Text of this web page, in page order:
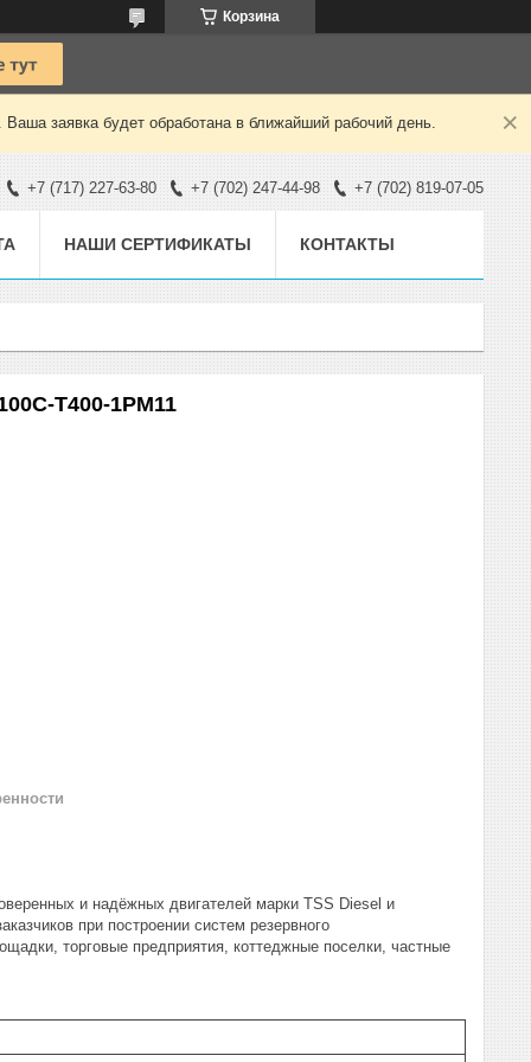
Корзина
заявка будет обработана в ближайший рабочий день.
+7 (717) 227-63-80 +7 (702) 247-44-98 +7 (702) 819-07-05
НАШИ СЕРТИФИКАТЫ КОНТАКТЫ
Т400-1РМ11
и надёжных двигателей марки TSS Diesel и
при построении систем резервного
торговые предприятия, коттеджные поселки, частные